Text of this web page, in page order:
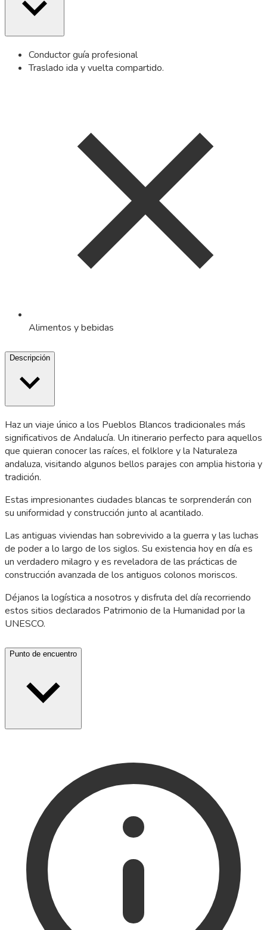
Conductor guía profesional
Traslado ida y vuelta compartido.
Alimentos y bebidas
Descripción
Haz un viaje único a los Pueblos Blancos tradicionales más
significativos de Andalucía. Un itinerario perfecto para aquellos
que quieran conocer las raíces, el folklore y la Naturaleza
andaluza, visitando algunos bellos parajes con amplia historia y
tradición.
Estas impresionantes ciudades blancas te sorprenderán con
su uniformidad y construcción junto al acantilado.
Las antiguas viviendas han sobrevivido a la guerra y las luchas
de poder a lo largo de los siglos. Su existencia hoy en día es
un verdadero milagro y es reveladora de las prácticas de
construcción avanzada de los antiguos colonos moriscos.
Déjanos la logística a nosotros y disfruta del día recorriendo
estos sitios declarados Patrimonio de la Humanidad por la
UNESCO.
Punto de encuentro